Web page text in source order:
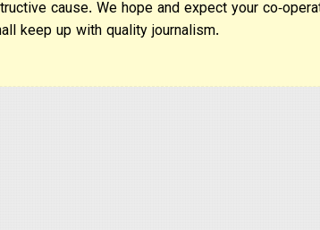
cause. We hope and expect your co-
keep up with quality journalism.